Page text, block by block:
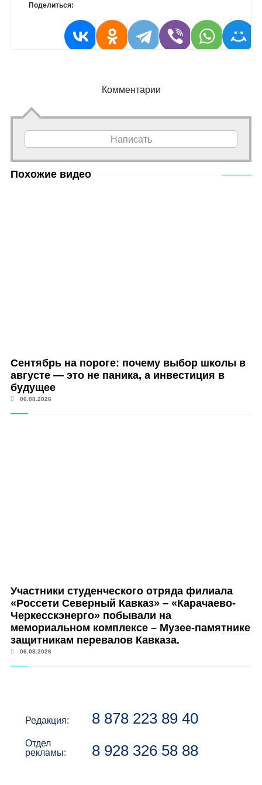
Поделиться:
Комментарии
Написать
Похожие видео
Сентябрь на пороге: почему выбор школы в
августе — это не паника, а инвестиция в
будущее
06.08.2026
Участники студенческого отряда филиала
«Россети Северный Кавказ» – «Карачаево-
Черкесскэнерго» побывали на
мемориальном комплексе – Музее-памятнике
защитникам перевалов Кавказа.
06.08.2026
Редакция: 8 878 223 89 40
Отдел
рекламы:
8 928 326 58 88